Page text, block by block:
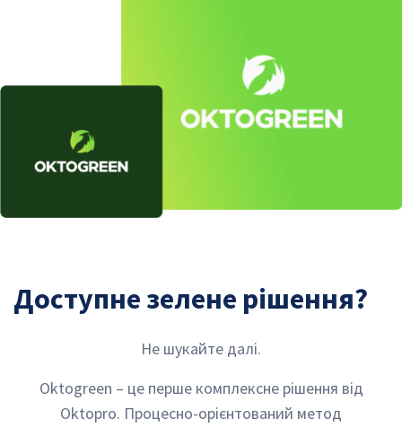
Доступне зелене рішення?
Не шукайте далі.
Oktogreen – це перше комплексне рішення від
Oktopro. Процесно-орієнтований метод